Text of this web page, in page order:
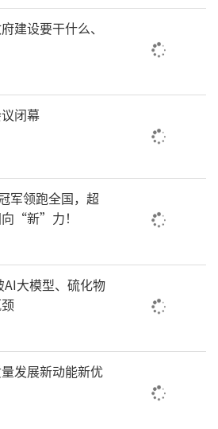
，深入贯彻党的二十大和二
坚持“稳中求进、提质增
握贯彻落实习近平总书记
条主线，锚定建设全国一
“1”个目标，狠抓地质找
点任务，统筹推进地矿事
年要重点在十个方面“全
地质找矿攻坚，在筑牢资
要坚持四线联动，努力打
省外协同推进、国外合作
破”的全域覆盖、陆海统
新格局。二要聚焦综合服
作为上全面发力。要全面
质服务方案，深度融入地
建设要干什么、
闭幕
军领跑全国，超
“新”力！
大模型、硫化物
发展新动能新优